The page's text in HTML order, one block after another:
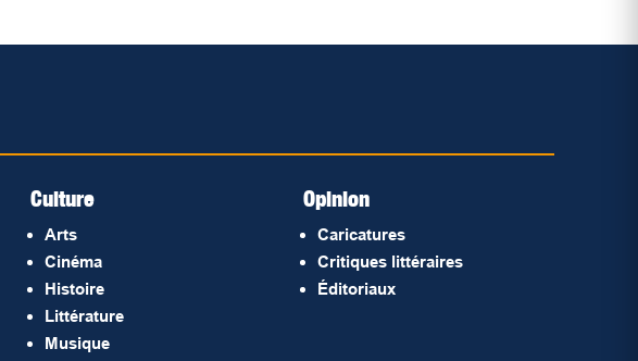
Culture
Arts
Cinéma
Histoire
Littérature
Musique
Opinion
Caricatures
Critiques littéraires
Éditoriaux